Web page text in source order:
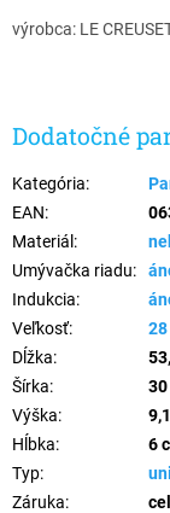
výrobca: LE
Dodatočné
Kategória:
EAN:
Materiál :
Umývačka riadu:
Indukcia:
Veľkosť:
Dĺžka:
Šírka:
Výška:
Hĺbka:
6
Typ:
Záruka: